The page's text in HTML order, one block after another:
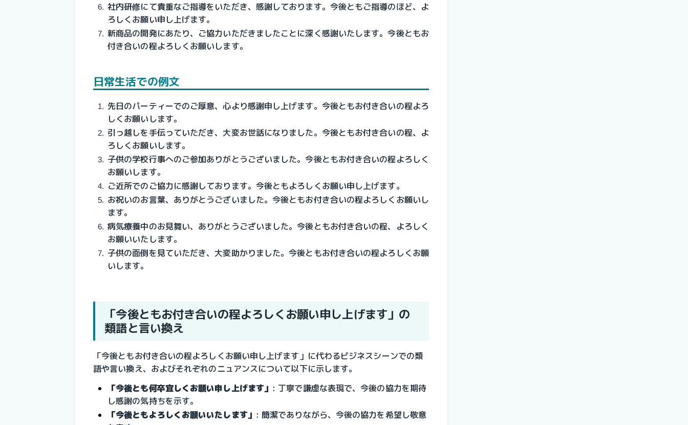
社内研修にて貴重なご指導をいただき、感謝しております。今後ともご指導のほど、よ
ろしくお願い申し上げます。
新商品の開発にあたり、ご協力いただきましたことに深く感謝いたします。今後ともお
付き合いの程よろしくお願いします。
日常生活での例文
先日のパーティーでのご厚意、心より感謝申し上げます。今後ともお付き合いの程よろ
しくお願いします。
引っ越しを手伝っていただき、大変お世話になりました。今後ともお付き合いの程、よ
ろしくお願いします。
子供の学校行事へのご参加ありがとうございました。今後ともお付き合いの程よろしく
お願いします。
ご近所でのご協力に感謝しております。今後ともよろしくお願い申し上げます。
お祝いのお言葉、ありがとうございました。今後ともお付き合いの程よろしくお願いし
ます。
病気療養中のお見舞い、ありがとうございました。今後ともお付き合いの程、よろしく
お願いいたします。
子供の面倒を見ていただき、大変助かりました。今後ともお付き合いの程よろしくお願
いします。
「今後ともお付き合いの程よろしくお願い申し上げます」の
類語と言い換え
「今後ともお付き合いの程よろしくお願い申し上げます」に代わるビジネスシーンでの類
語や言い換え、およびそれぞれのニュアンスについて以下に示します。
「今後とも何卒宜しくお願い申し上げます」 : 丁寧で謙虚な表現で、今後の協力を期待
し感謝の気持ちを示す。
「今後ともよろしくお願いいたします」 : 簡潔でありながら、今後の協力を希望し敬意